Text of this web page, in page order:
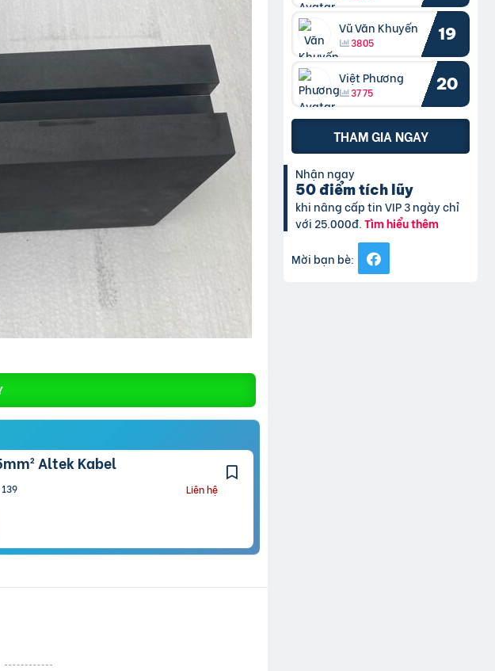
Altek Kabel
139 Liên hệ
Vũ Văn Khuyến
3805 19
Việt Phương
3775 20
THAM GIA NGAY
Nhận ngay
50 điểm tích lũy
khi nâng cấp tin VIP 3 ngày chỉ
với 25.000đ.Tìm hiểu thêm
Mời bạn bè: